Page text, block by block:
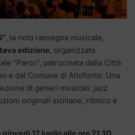
, la nota rassegna musicale,
edizione, organizzata
“Parco”, patrocinata dalla Città
e dal Comune di Altofonte. Una
di generi musicali: jazz
originali siciliane, ritmico e